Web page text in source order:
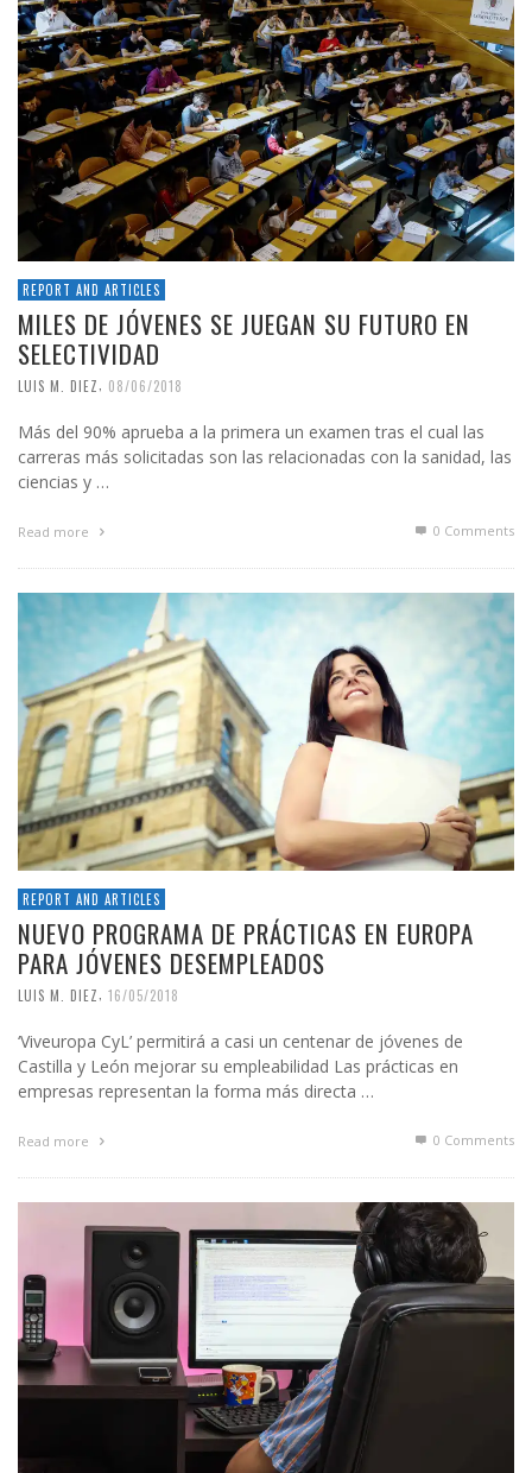
REPORT AND ARTICLES
MILES DE JÓVENES SE JUEGAN SU FUTURO EN
SELECTIVIDAD
LUIS M. DIEZ, 08/06/2018
Más del 90% aprueba a la primera un examen tras el cual las
carreras más solicitadas son las relacionadas con la sanidad, las
ciencias y …
Read more 0 Comments
REPORT AND ARTICLES
NUEVO PROGRAMA DE PRÁCTICAS EN EUROPA
PARA JÓVENES DESEMPLEADOS
LUIS M. DIEZ, 16/05/2018
‘Viveuropa CyL’ permitirá a casi un centenar de jóvenes de
Castilla y León mejorar su empleabilidad Las prácticas en
empresas representan la forma más directa …
Read more 0 Comments